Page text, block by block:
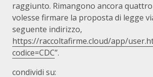
raggiunto. Rimangono ancora
volesse firmare la proposta di legge
seguente indirizzo,
https://raccoltafirme.cloud/app/
codice=CDC”.
condividi su: